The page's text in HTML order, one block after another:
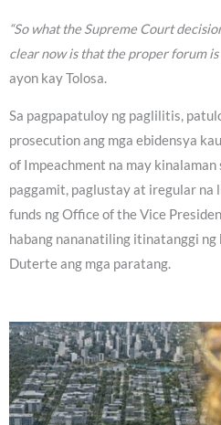
“So what the Supreme Court
clear now is that the proper forum
ayon kay Tolosa.
Sa pagpapatuloy ng paglilitis,
prosecution ang mga ebidensya
of Impeachment na may kinalaman
paggamit, paglustay at iregular na
funds ng Office of the Vice
habang nananatiling itinatanggi ng
Duterte ang mga paratang.